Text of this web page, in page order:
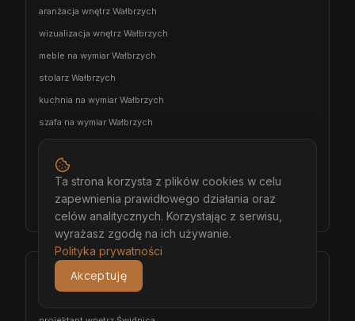
aranżacja wnętrz Wałbrzych
wizualizacja wnętrz Wałbrzych
meble na wymiar Wałbrzych
stolarz Wałbrzych
kuchnia na wymiar Wałbrzych
szafa na wymiar Wałbrzych
garderoba na wymiar Wałbrzych
wiatrołap na wymiar Wałbrzych
meble łazienkowe na wymiar Wałbrzych
meble pokojowe na wymiar Wałbrzych
Świdnica
Ta strona korzysta z plików cookies w celu
zapewnienia prawidłowego działania oraz
celów analitycznych. Korzystając z serwisu,
wyrażasz zgodę na ich używanie.
Polityka prywatności
Akceptuję